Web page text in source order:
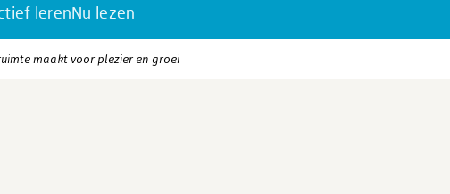
lerenNu lezen
maakt voor plezier en groei
Personen